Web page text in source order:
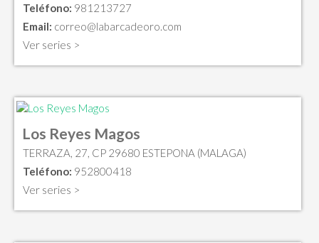
Teléfono: 981213727
Email: correo@labarcadeoro.com
Ver series >
Los Reyes Magos
TERRAZA, 27, CP 29680 ESTEPONA (MALAGA)
Teléfono: 952800418
Ver series >